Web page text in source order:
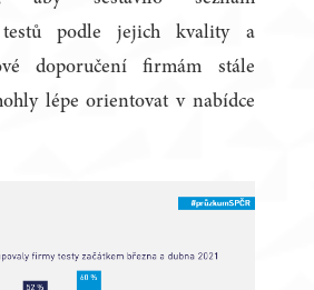
testů podle jejich kvality a
doporučení firmám stále
lépe orientovat v nabídce